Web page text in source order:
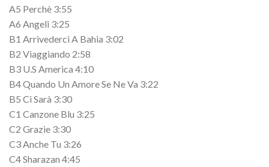
A5 Perchè 3:55
A6 Angeli 3:25
B1 Arrivederci A Bahia 3:02
B2 Viaggiando 2:58
B3 U.S America 4:10
B4 Quando Un Amore Se Ne Va 3:22
B5 Ci Sarà 3:30
C1 Canzone Blu 3:25
C2 Grazie 3:30
C3 Anche Tu 3:26
C4 Sharazan 4:45